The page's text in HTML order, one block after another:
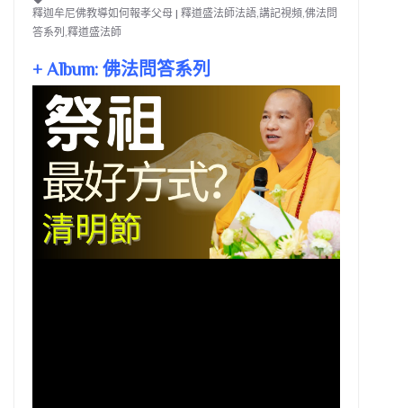
釋迦牟尼佛教導如何報孝父母 | 釋道盛法師法語,講記視頻,佛法問
答系列,釋道盛法師
+ Album: 佛法問答系列